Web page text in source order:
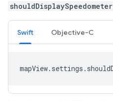
shouldDisplaySpeedometer
Swift Objective-C
mapView. settings .